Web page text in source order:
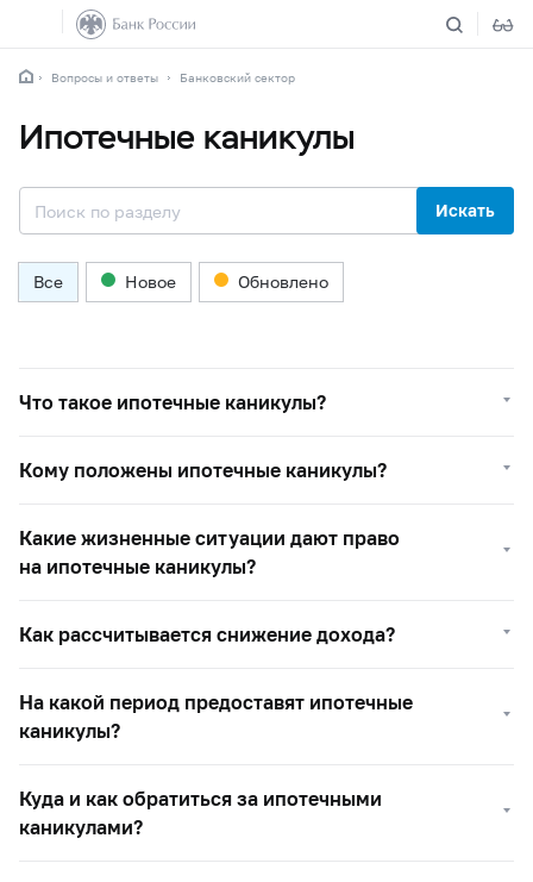
Вопросы и ответы Банковский сектор
Ипотечные каникулы
Искать
Все Новое Обновлено
Что такое ипотечные каникулы?
Кому положены ипотечные каникулы?
Какие жизненные ситуации дают право
на ипотечные каникулы?
Как рассчитывается снижение дохода?
На какой период предоставят ипотечные
каникулы?
Куда и как обратиться за ипотечными
каникулами?